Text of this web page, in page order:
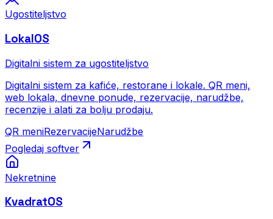
Ugostiteljstvo
LokalOS
Digitalni sistem za ugostiteljstvo
Digitalni sistem za kafiće, restorane i lokale. QR meni,
web lokala, dnevne ponude, rezervacije, narudžbe,
recenzije i alati za bolju prodaju.
QR meniRezervacijeNarudžbe
Pogledaj softver
Nekretnine
KvadratOS